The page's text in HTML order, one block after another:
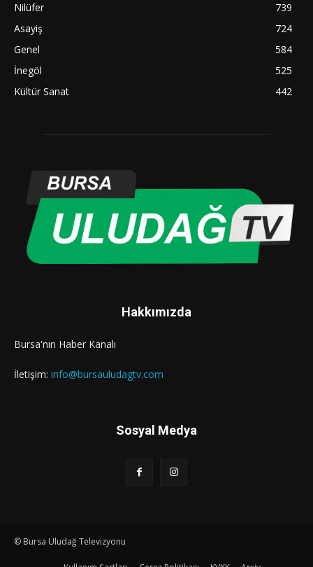
Nilüfer
739
Asayiş
724
Genel
584
İnegöl
525
Kültür Sanat
442
Hakkımızda
Bursa'nın Haber Kanalı
İletişim: info@bursauludagtv.com
Sosyal Medya
© Bursa Uludağ Televizyonu